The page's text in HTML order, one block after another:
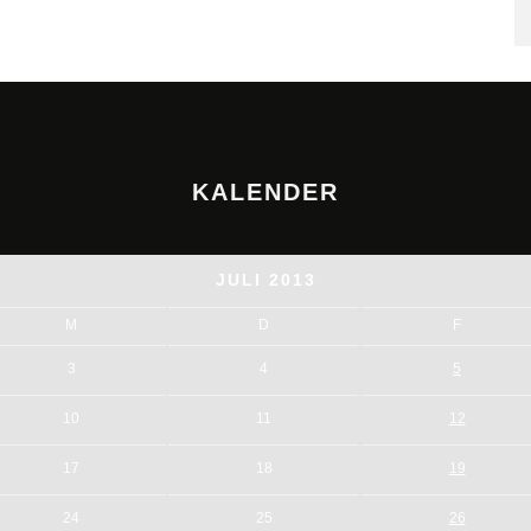
KALENDER
JULI 2013
M D F
3 5
10 11 12
17 18 19
24 25 26